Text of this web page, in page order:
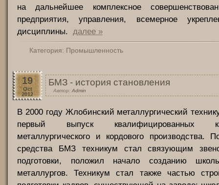
на дальнейшее комплексное
предприятия, управления, всемерное
дисциплины. далее »
Категория: Промышленность
19
Oct
2012
БМЗ - история становления
Автор: Admin
В 2000 году Жлобинский металлургический
первый выпуск квалифицированных
металлургического и кордового производства.
средства БМЗ техникум стал связующим
подготовки, положил начало созданию
металлургов. Техникум стал также частью